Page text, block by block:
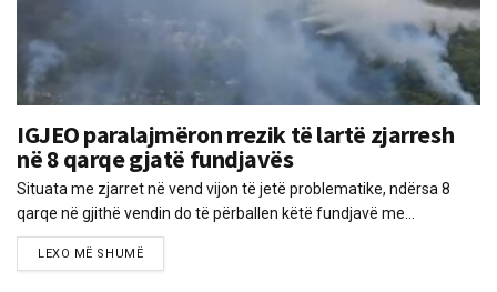
IGJEO paralajmëron rrezik të lartë zjarresh
në 8 qarqe gjatë fundjavës
Situata me zjarret në vend vijon të jetë problematike, ndërsa 8
qarqe në gjithë vendin do të përballen këtë fundjavë me...
LEXO MË SHUMË